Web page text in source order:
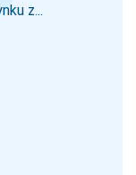
z...